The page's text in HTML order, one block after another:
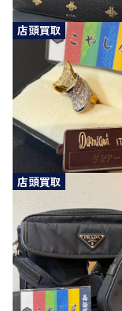
店頭買取
店頭買取